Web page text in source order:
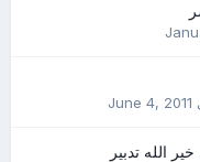
June 4, 2011
الله تدبير